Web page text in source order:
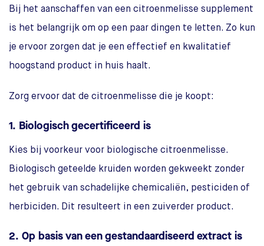
Bij het aanschaffen van een citroenmelisse supplement
is het belangrijk om op een paar dingen te letten. Zo kun
je ervoor zorgen dat je een effectief en kwalitatief
hoogstand product in huis haalt.
Zorg ervoor dat de citroenmelisse die je koopt:
1. Biologisch gecertificeerd is
Kies bij voorkeur voor biologische citroenmelisse.
Biologisch geteelde kruiden worden gekweekt zonder
het gebruik van schadelijke chemicaliën, pesticiden of
herbiciden. Dit resulteert in een zuiverder product.
2. Op basis van een gestandaardiseerd extract is